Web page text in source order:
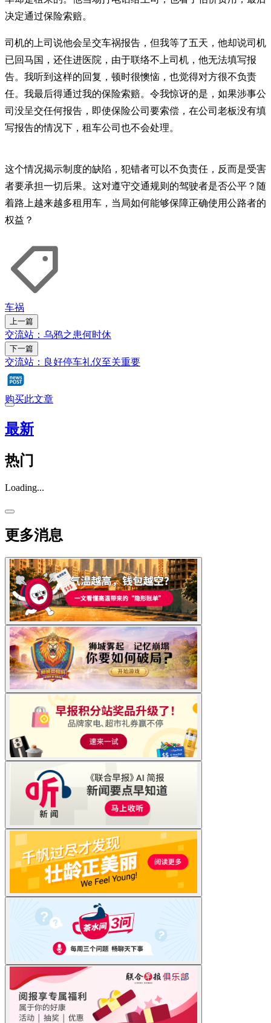
决定通过保险索赔。
司机的上司说他会呈交车祸报告，但我等了五天，他却说司机
已回马国，还住进医院，由于联络不上司机，他无法填写报
告。我听到这样的回复，顿时很懊恼，也觉得对方很不负责
任。我最后得通过我的保险索赔。令我惊讶的是，如果涉事公
司没呈交任何报告，即使保险公司要索偿，在公司老板没有填
写报告的情况下，租车公司也不会处理。
这个情况揭示制度的缺陷，犯错者可以不负责任，反而是受害
者要承担一切后果。这对遵守交通规则的驾驶者是否公平？随
着路上越来越多租用车，当局如何能够保障正确使用公路者的
权益？
车祸
上一篇
交流站：乌鸦之患何时休
下一篇
交流站：良好停车礼仪至关重要
购买此文章
最新
热门
Loading...
更多消息